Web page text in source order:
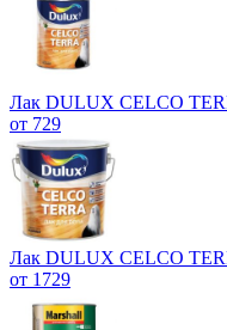
Лак DULUX CELCO
от 729
Лак DULUX CELCO
от 1729